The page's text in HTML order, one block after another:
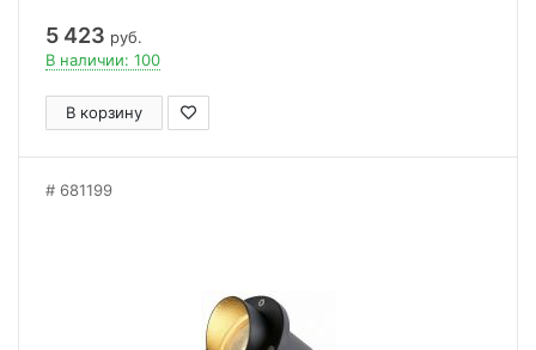
5 423 руб.
В наличии: 100
В корзину
681199